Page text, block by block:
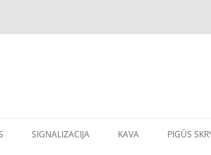
SIGNALIZACIJA KAVA PIGŪS